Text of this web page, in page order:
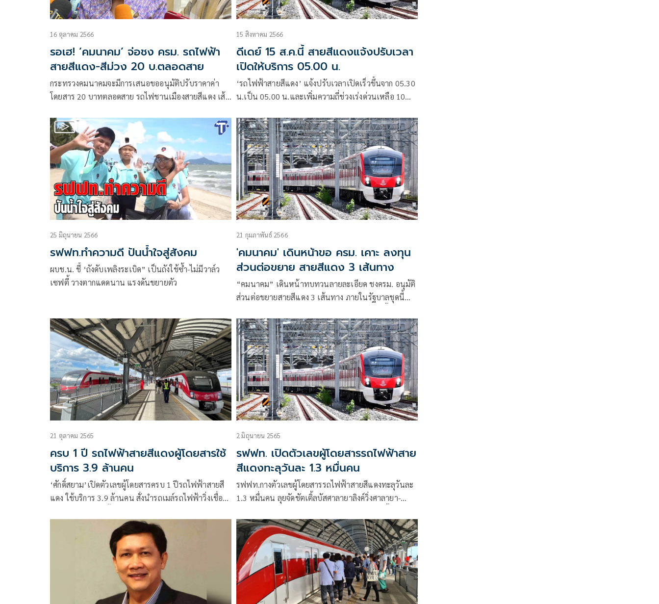
16 ตุลาคม 2566
รอเฮ! ‘คมนาคม’ จ่อชง ครม. รถไฟฟ้า
สายสีแดง-สีม่วง 20 บ.ตลอดสาย
กระทรวงคมนาคมจะมีการเสนอขออนุมัติปรับราคาค่า
โดยสาร 20 บาทตลอดสาย รถไฟชานเมืองสายสีแดง เส้น
15 สิงหาคม 2566
ดีเดย์ 15 ส.ค.นี้ สายสีแดงแจ้งปรับเวลา
เปิดให้บริการ 05.00 น.
‘รถไฟฟ้าสายสีแดง’ แจ้งปรับเวลาเปิดเร็วขึ้นจาก 05.30
น.เป็น 05.00 น.และเพิ่มความถี่ช่วงเร่งด่วนเหลือ 10
สนามบินดอนเมือง เริ่ม 15 ส.ค.นี้
25 มิถุนายน 2566
รฟฟท.ทำความดี ปันน้ำใจสู่สังคม
ผบช.น. ชี้ ‘ถังดับเพลิงระเบิด” เป็นถังใช้ซ้ำ-ไม่มีวาล์ว
เซฟตี้ วางตากแดดนาน แรงดันขยายตัว
21 กุมภาพันธ์ 2566
'คมนาคม' เดินหน้าขอ ครม. เคาะ ลงทุน
ส่วนต่อขยาย สายสีแดง 3 เส้นทาง
“คมนาคม” เดินหน้าทบทวนลายละเอียด ชงครม. อนุมัติ
ส่วนต่อขยายสายสีแดง 3 เส้นทาง ภายในรัฐบาลชุดนี้
ระดับบริการ ลดต้นทุน ลดมลพิษ
21 ตุลาคม 2565
ครบ 1 ปี รถไฟฟ้าสายสีแดงผู้โดยสารใช้
บริการ 3.9 ล้านคน
‘ศักดิ์สยาม’เปิดตัวเลขผู้โดยสารครบ 1 ปีรถไฟฟ้าสายสี
แดง ใช้บริการ 3.9 ล้านคน สั่งนำรถเมล์รถไฟฟ้าวิ่งเชื่อม
2 มิถุนายน 2565
รฟฟท. เปิดตัวเลขผู้โดยสารรถไฟฟ้าสาย
สีแดงทะลุวันละ 1.3 หมื่นคน
รฟฟท.กางตัวเลขผู้โดยสารรถไฟฟ้าสายสีแดงทะลุวันละ
1.3 หมื่นคน ลุยจัดชัตเติ้ลบัสศาลายาลิงค์วิ่งศาลายา-
เอกชนจัดอีเว้นท์ สถานีกลางบางซื่อหวังหารายได้เพิ่ม